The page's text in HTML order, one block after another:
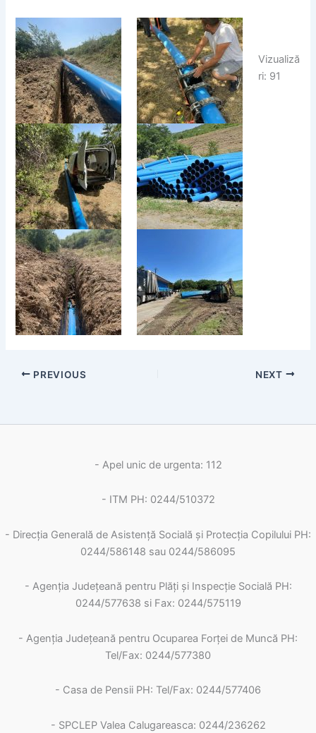
Vizualiză
ri: 91
PREVIOUS NEXT
- Apel unic de urgenta: 112
- ITM PH: 0244/510372
- Direcția Generală de Asistență Socială și Protecția Copilului PH:
0244/586148 sau 0244/586095
- Agenția Județeană pentru Plăți și Inspecție Socială PH:
0244/577638 si Fax: 0244/575119
- Agenţia Judeţeană pentru Ocuparea Forţei de Muncă PH:
Tel/Fax: 0244/577380
- Casa de Pensii PH: Tel/Fax: 0244/577406
- SPCLEP Valea Calugareasca: 0244/236262